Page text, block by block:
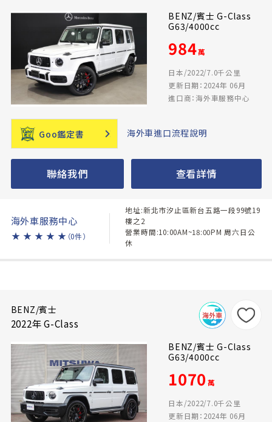
BENZ/賓士 G-Class
G63/4000cc
984萬
日本/2022/7.0千公里
更新日期：2024年 06月
進口商：海外車服務中心
Goo鑑定書 海外車進口流程說明
聯絡我們 查看詳情
海外車服務中心
★ ★ ★ ★ ★ （0件）
地址:新北市汐止區新台五路一段99號19
樓之2
營業時間:10:00AM~18:00PM 周六日公
休
BENZ/賓士
2022年 G-Class
BENZ/賓士 G-Class
G63/4000cc
1070 萬
日本/2022/7.0千公里
更新日期：2024年 06月